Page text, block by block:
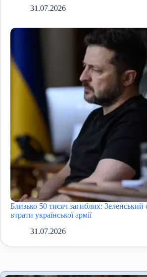
31.07.2026
Близько 50 тисяч загиблих: Зеленський
втрати української армії
31.07.2026